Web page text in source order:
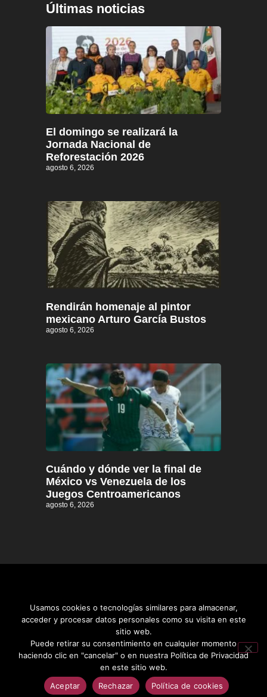
Últimas noticias
El domingo se realizará la
Jornada Nacional de
Reforestación 2026
agosto 6, 2026
Rendirán homenaje al pintor
mexicano Arturo García Bustos
agosto 6, 2026
Cuándo y dónde ver la final de
México vs Venezuela de los
Juegos Centroamericanos
agosto 6, 2026
Distrito informativo © 2026
Usamos cookies o tecnologías similares para almacenar,
acceder y procesar datos personales como su visita en este
sitio web.
Puede retirar su consentimiento en cualquier momento
haciendo clic en "cancelar" o en nuestra Política de Privacidad
en este sitio web.
Aceptar
Rechazar Política de cookies